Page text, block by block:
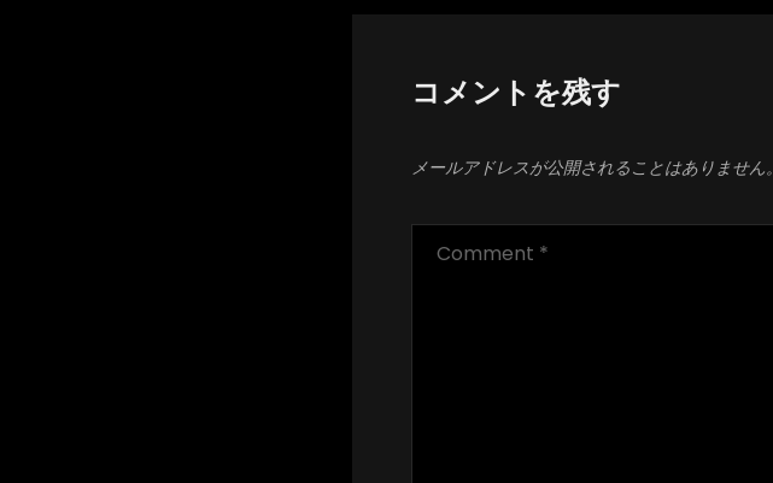
コメントを残す
メールアドレスが公開されることはありません。